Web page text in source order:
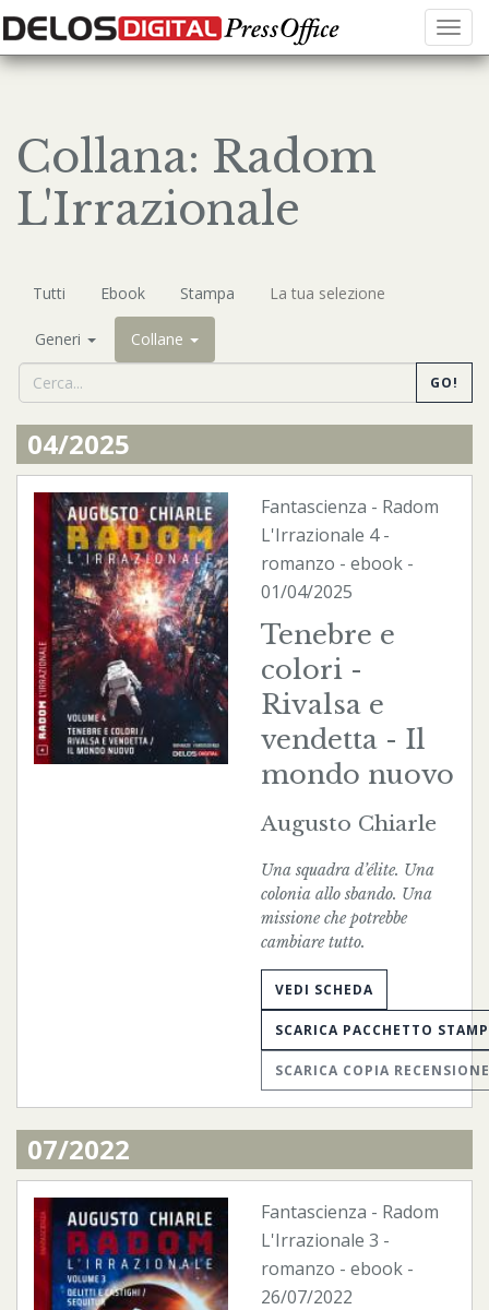
Menu
Collana: Radom
L'Irrazionale
Tutti Ebook Stampa La tua selezione
Generi Collane
GO!
04/2025
Fantascienza - Radom
L'Irrazionale 4 -
romanzo - ebook -
01/04/2025
Tenebre e
colori -
Rivalsa e
vendetta - Il
mondo nuovo
Augusto Chiarle
Una squadra d’élite. Una
colonia allo sbando. Una
missione che potrebbe
cambiare tutto.
VEDI SCHEDA
SCARICA PACCHETTO
SCARICA COPIA RECENSIONE
07/2022
Fantascienza - Radom
L'Irrazionale 3 -
romanzo - ebook -
26/07/2022